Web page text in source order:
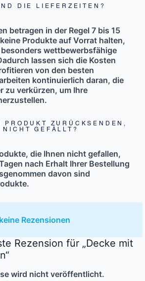
DIE LIEFERZEITEN?
betragen in der Regel 7 bis 15
Produkte auf Vorrat halten,
wettbewerbsfähige
lassen sich die Kosten
von den besten
kontinuierlich daran, die
zu verkürzen, um Ihre
PRODUKT ZURÜCKSENDEN,
GEFÄLLT?
die Ihnen nicht gefallen,
nach Erhalt Ihrer Bestellung
davon sind
Rezensionen
Rezension für „Decke mit
wird nicht veröffentlicht.